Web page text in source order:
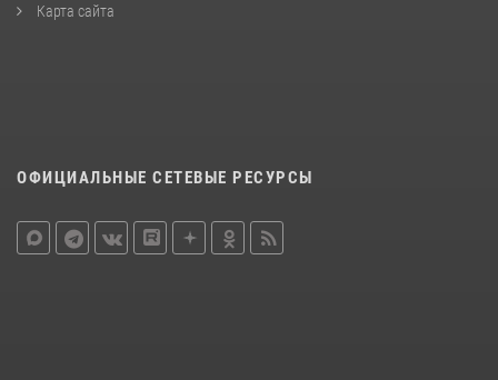
Карта сайта
ОФИЦИАЛЬНЫЕ СЕТЕВЫЕ РЕСУРСЫ